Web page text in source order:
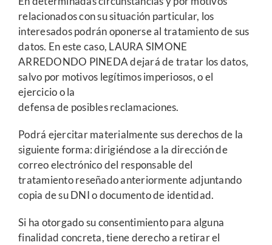
relacionados con su situación particular, los
interesados podrán oponerse al tratamiento de sus
datos. En este caso, LAURA SIMONE
ARREDONDO PINEDA dejará de tratar los datos,
salvo por motivos legítimos imperiosos, o el
ejercicio o la
defensa de posibles reclamaciones.
Podrá ejercitar materialmente sus derechos de la
siguiente forma: dirigiéndose a la dirección de
correo electrónico del responsable del
tratamiento reseñado anteriormente adjuntando
copia de su DNI o documento de identidad.
Si ha otorgado su consentimiento para alguna
finalidad concreta, tiene derecho a retirar el